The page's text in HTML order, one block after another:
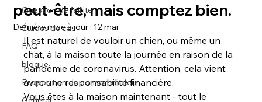
Question de faillite
Études de cas
FAQ
blogue
Proposition de consommateur
peut-être, mais comptez bien.
Dernière mise à jour : 12 mai
Il est naturel de vouloir un chien, ou même un
chat, à la maison toute la journée en raison de la
pandémie de coronavirus. Attention, cela vient
avec une responsabilité financière.
Vous êtes à la maison maintenant - tout le